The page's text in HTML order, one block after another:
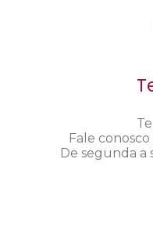
Fale
De segunda a